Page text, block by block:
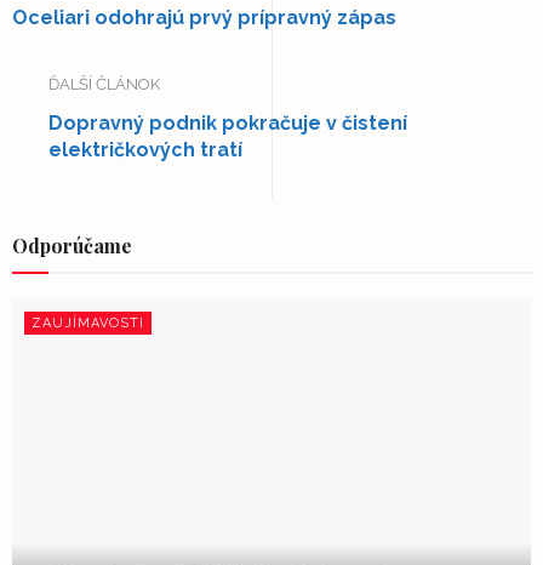
Oceliari odohrajú prvý prípravný zápas
ĎALŠÍ ČLÁNOK
Dopravný podnik pokračuje v čistení
električkových tratí
Odporúčame
ZAUJÍMAVOSTI